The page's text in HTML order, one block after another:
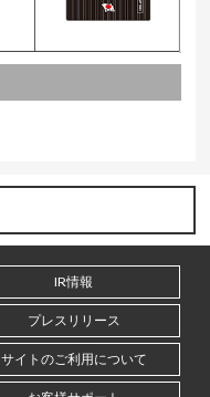
IR情報
プレスリリース
サイトのご利用について